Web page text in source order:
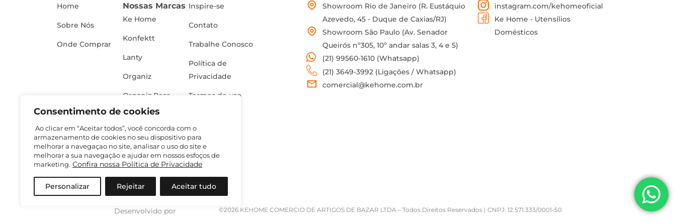
Consentimento de cookies
Ao clicar em “Aceitar todos”, você concorda com o
armazenamento de cookies no seu dispositivo para
melhorar a navegaçao no site, analisar o uso do site e
melhorar a sua navegação e ajudar em nossos esfoços de
marketing. Confira nossa Política de Privacidade
Personalizar Rejeitar Aceitar tudo
Home
Sobre Nós
Onde Comprar
Nossas Marcas
Ke Home
Konfektt
Lanty
Organiz
Organiz Rosa
Inspire-se
Contato
Trabalhe Conosco
Política de
Privacidade
Termos de uso
Showroom Rio de Janeiro (R. Eustáquio
Azevedo, 45 - Duque de Caxias/RJ)
Showroom São Paulo (Av. Senador
Queirós nº305, 10º andar salas 3, 4 e 5)
(21) 99560-1610 (Whatsapp)
(21) 3649-3992 (Ligações / Whatsapp)
comercial@kehome.com.br
instagram.com/kehomeoficial
Ke Home - Utensílios
Domésticos
Desenvolvido por ©2026 KEHOME COMERCIO DE ARTIGOS DE BAZAR LTDA – Todos Direitos Reservados | CNPJ: 12.571.333/0001-50